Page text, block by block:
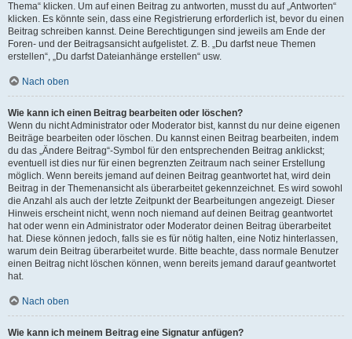
Thema“ klicken. Um auf einen Beitrag zu antworten, musst du auf „Antworten“
klicken. Es könnte sein, dass eine Registrierung erforderlich ist, bevor du einen
Beitrag schreiben kannst. Deine Berechtigungen sind jeweils am Ende der
Foren- und der Beitragsansicht aufgelistet. Z. B. „Du darfst neue Themen
erstellen“, „Du darfst Dateianhänge erstellen“ usw.
Nach oben
Wie kann ich einen Beitrag bearbeiten oder löschen?
Wenn du nicht Administrator oder Moderator bist, kannst du nur deine eigenen
Beiträge bearbeiten oder löschen. Du kannst einen Beitrag bearbeiten, indem
du das „Ändere Beitrag“-Symbol für den entsprechenden Beitrag anklickst;
eventuell ist dies nur für einen begrenzten Zeitraum nach seiner Erstellung
möglich. Wenn bereits jemand auf deinen Beitrag geantwortet hat, wird dein
Beitrag in der Themenansicht als überarbeitet gekennzeichnet. Es wird sowohl
die Anzahl als auch der letzte Zeitpunkt der Bearbeitungen angezeigt. Dieser
Hinweis erscheint nicht, wenn noch niemand auf deinen Beitrag geantwortet
hat oder wenn ein Administrator oder Moderator deinen Beitrag überarbeitet
hat. Diese können jedoch, falls sie es für nötig halten, eine Notiz hinterlassen,
warum dein Beitrag überarbeitet wurde. Bitte beachte, dass normale Benutzer
einen Beitrag nicht löschen können, wenn bereits jemand darauf geantwortet
hat.
Nach oben
Wie kann ich meinem Beitrag eine Signatur anfügen?